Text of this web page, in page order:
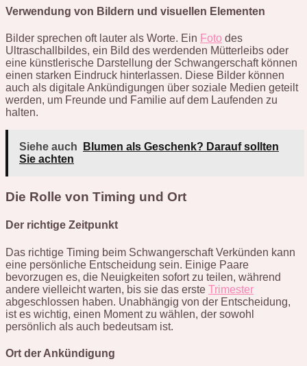
Verwendung von Bildern und visuellen Elementen
Bilder sprechen oft lauter als Worte. Ein Foto des
Ultraschallbildes, ein Bild des werdenden Mütterleibs oder
eine künstlerische Darstellung der Schwangerschaft können
einen starken Eindruck hinterlassen. Diese Bilder können
auch als digitale Ankündigungen über soziale Medien geteilt
werden, um Freunde und Familie auf dem Laufenden zu
halten.
Siehe auch
Blumen als Geschenk? Darauf sollten
Sie achten
Die Rolle von Timing und Ort
Der richtige Zeitpunkt
Das richtige Timing beim Schwangerschaft Verkünden kann
eine persönliche Entscheidung sein. Einige Paare
bevorzugen es, die Neuigkeiten sofort zu teilen, während
andere vielleicht warten, bis sie das erste Trimester
abgeschlossen haben. Unabhängig von der Entscheidung,
ist es wichtig, einen Moment zu wählen, der sowohl
persönlich als auch bedeutsam ist.
Ort der Ankündigung